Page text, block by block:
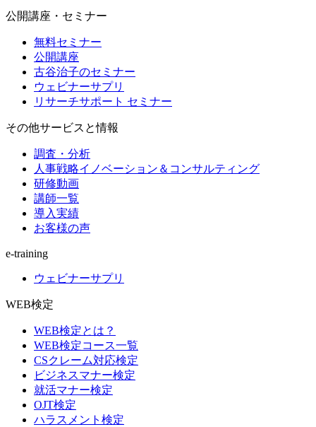
公開講座・セミナー
無料セミナー
公開講座
古谷治子のセミナー
ウェビナーサプリ
リサーチサポート セミナー
その他サービスと情報
調査・分析
人事戦略イノベーション＆コンサルティング
研修動画
講師一覧
導入実績
お客様の声
e-training
ウェビナーサプリ
WEB検定
WEB検定とは？
WEB検定コース一覧
CSクレーム対応検定
ビジネスマナー検定
就活マナー検定
OJT検定
ハラスメント検定